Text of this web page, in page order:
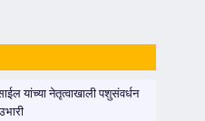
यांच्या नेतृत्वाखाली पशुसंवर्धन